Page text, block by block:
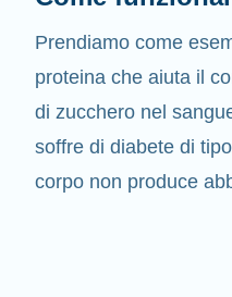
Prendiamo come
proteina che aiuta il
di zucchero nel
soffre di diabete di
corpo non produce